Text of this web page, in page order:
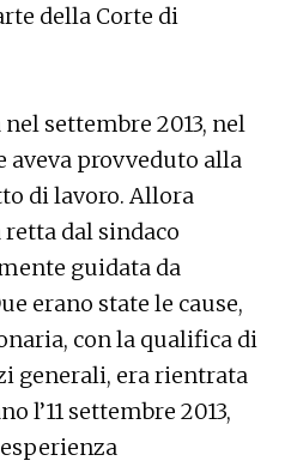
della Corte di
settembre 2013, nel
aveva provveduto alla
di lavoro. Allora
dal sindaco
guidata da
erano state le cause,
con la qualifica di
generali, era rientrata
l’11 settembre 2013,